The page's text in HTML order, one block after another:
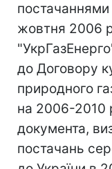
жовтня 2006
до Договору
природного
на 2006-2010
документа,
постачань